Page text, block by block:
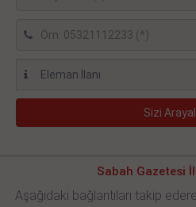
Sabah Gazetesi
Aşağıdaki bağlantıları takip